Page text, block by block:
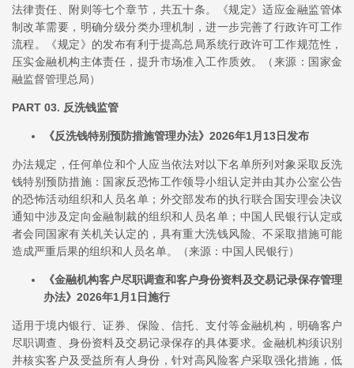
法律责任、附则等七个章节，共五十条。《规定》适应金融监管体
制改革需要，明确分级分类办理机制，进一步完善了行政许可工作
流程。《规定》的发布有利于提高总局系统行政许可工作规范性，
压实金融机构主体责任，提升市场准入工作质效。（来源：国家金
融监督管理总局）
PART 03. 反洗钱监管
《反洗钱特别预防措施管理办法》2026年1月13日发布
办法规定，任何单位和个人应当依法对以下名单所列对象采取反洗
钱特别预防措施：国家反恐怖工作领导小组认定并由其办公室公告
的恐怖活动组织和人员名单；外交部发布的执行联合国安理会决议
通知中涉及定向金融制裁的组织和人员名单；中国人民银行认定或
者会同国家有关机关认定的，具有重大洗钱风险、不采取措施可能
造成严重后果的组织和人员名单。（来源：中国人民银行）
《金融机构客户尽职调查和客户身份资料及交易记录保存管理
办法》2026年1月1日施行
适用于境内银行、证券、保险、信托、支付等金融机构，明确客户
尽职调查、身份资料及交易记录保存的具体要求。金融机构须识别
并核实客户及受益所有人身份，针对高风险客户采取强化措施，低